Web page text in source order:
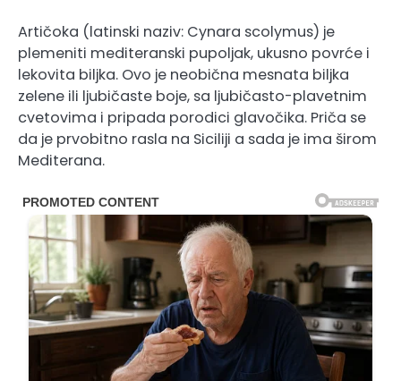
Artičoka (latinski naziv: Cynara scolymus) je
plemeniti mediteranski pupoljak, ukusno povrće i
lekovita biljka. Ovo je neobična mesnata biljka
zelene ili ljubičaste boje, sa ljubičasto-plavetnim
cvetovima i pripada porodici glavočika. Priča se
da je prvobitno rasla na Siciliji a sada je ima širom
Mediterana.